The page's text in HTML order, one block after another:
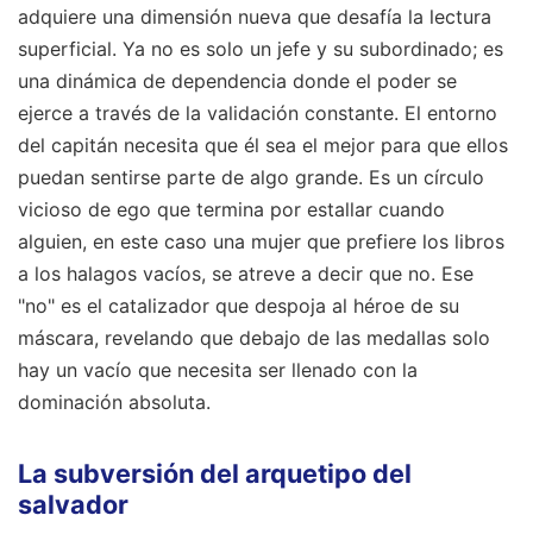
adquiere una dimensión nueva que desafía la lectura
superficial. Ya no es solo un jefe y su subordinado; es
una dinámica de dependencia donde el poder se
ejerce a través de la validación constante. El entorno
del capitán necesita que él sea el mejor para que ellos
puedan sentirse parte de algo grande. Es un círculo
vicioso de ego que termina por estallar cuando
alguien, en este caso una mujer que prefiere los libros
a los halagos vacíos, se atreve a decir que no. Ese
"no" es el catalizador que despoja al héroe de su
máscara, revelando que debajo de las medallas solo
hay un vacío que necesita ser llenado con la
dominación absoluta.
La subversión del arquetipo del
salvador